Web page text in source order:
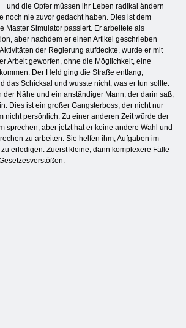
und die Opfer müssen ihr Leben radikal ändern
noch nie zuvor gedacht haben. Dies ist dem
Master Simulator passiert. Er arbeitete als
aber nachdem er einen Artikel geschrieben
der Regierung aufdeckte, wurde er mit
Arbeit geworfen, ohne die Möglichkeit, eine
Der Held ging die Straße entlang,
das Schicksal und wusste nicht, was er tun sollte.
der Nähe und ein anständiger Mann, der darin saß,
Dies ist ein großer Gangsterboss, der nicht nur
nicht persönlich. Zu einer anderen Zeit würde der
sprechen, aber jetzt hat er keine andere Wahl und
zu arbeiten. Sie helfen ihm, Aufgaben im
erledigen. Zuerst kleine, dann komplexere Fälle